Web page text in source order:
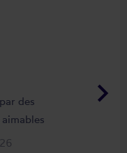
keyboard_arrow_right
des